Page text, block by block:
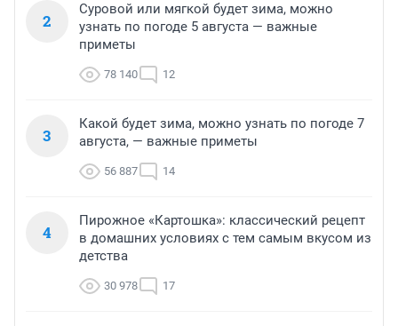
2
Суровой или мягкой будет зима, можно
узнать по погоде 5 августа — важные
приметы
78 140 12
3
Какой будет зима, можно узнать по погоде 7
августа, — важные приметы
56 887 14
4
Пирожное «Картошка»: классический рецепт
в домашних условиях с тем самым вкусом из
детства
30 978 17